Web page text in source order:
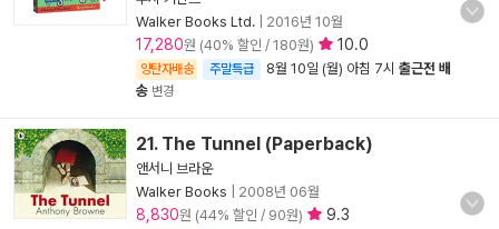
Walker Books Ltd.
2016년 10월
17,280원 (40% 할인 / 180원) 10.0
양탄자배송 주말특급 8월 10일 (월) 아침 7시 출근전 배
송 변경
21. The Tunnel (Paperback)
앤서니 브라운
Walker Books
2008년 06월
8,830원 (44% 할인 / 90원) 9.3